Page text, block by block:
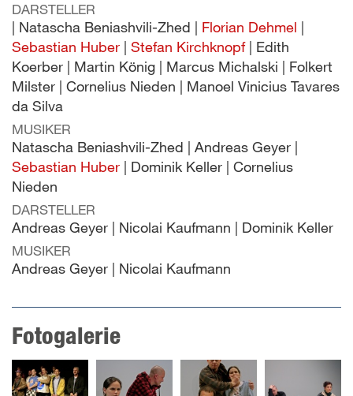
DARSTELLER
| Natascha Beniashvili-Zhed | Florian Dehmel |
Sebastian Huber | Stefan Kirchknopf| Edith
Koerber | Martin König | Marcus Michalski | Folkert
Milster | Cornelius Nieden | Manoel Vinicius Tavares
da Silva
MUSIKER
Natascha Beniashvili-Zhed | Andreas Geyer |
Sebastian Huber | Dominik Keller | Cornelius
Nieden
DARSTELLER
Andreas Geyer | Nicolai Kaufmann | Dominik Keller
MUSIKER
Andreas Geyer | Nicolai Kaufmann
Fotogalerie